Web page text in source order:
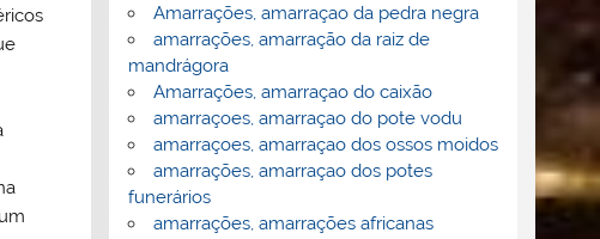
Amarrações, amarraçao da pedra negra
amarrações, amarração da raiz de
mandrágora
Amarrações, amarraçao do caixão
amarraçoes, amarraçao do pote vodu
amarraçoes, amarraçao dos ossos moidos
amarrações, amarraçao dos potes
funerários
amarrações, amarrações africanas